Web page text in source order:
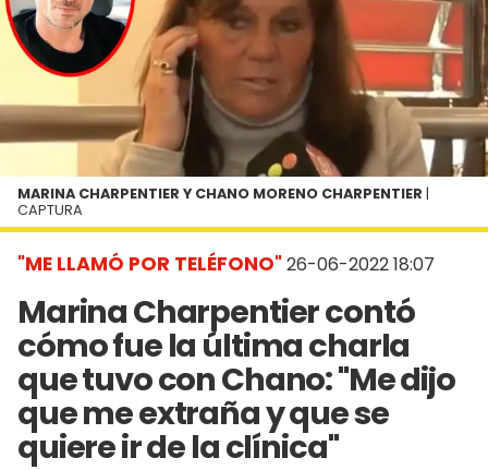
"ME LLAMÓ POR TELÉFONO"26-06-2022 18:07
Marina Charpentier contó
cómo fue la última charla
que tuvo con Chano: "Me dijo
que me extraña y que se
quiere ir de la clínica"
MARINA CHARPENTIER Y CHANO MORENO CHARPENTIER |
CAPTURA